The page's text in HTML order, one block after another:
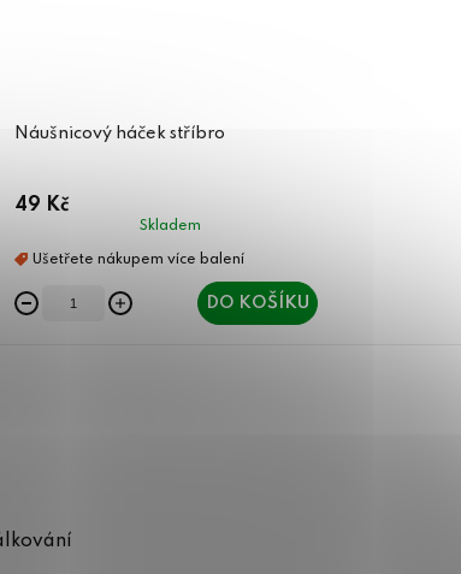
Náušnicový háček stříbro
49 Kč
Skladem
DO KOŠÍKU